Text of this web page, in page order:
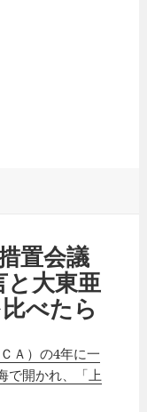
置会議
と大東亜
べたら
Ａ）の4年に一
で開かれ、「上